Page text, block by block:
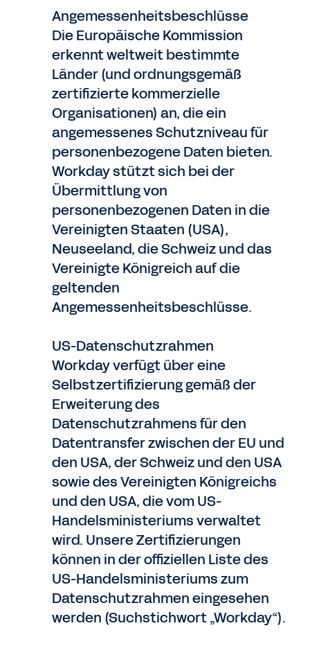
Angemessenheitsbeschlüsse
Die Europäische Kommission
erkennt weltweit bestimmte
Länder (und ordnungsgemäß
zertifizierte kommerzielle
Organisationen) an, die ein
angemessenes Schutzniveau für
personenbezogene Daten bieten.
Workday stützt sich bei der
Übermittlung von
personenbezogenen Daten in die
Vereinigten Staaten (USA),
Neuseeland, die Schweiz und das
Vereinigte Königreich auf die
geltenden
Angemessenheitsbeschlüsse.
US-Datenschutzrahmen
Workday verfügt über eine
Selbstzertifizierung gemäß der
Erweiterung des
Datenschutzrahmens für den
Datentransfer zwischen der EU und
den USA, der Schweiz und den USA
sowie des Vereinigten Königreichs
und den USA, die vom US-
Handelsministeriums verwaltet
wird. Unsere Zertifizierungen
können in der offiziellen Liste des
US-Handelsministeriums zum
Datenschutzrahmen eingesehen
werden (Suchstichwort „Workday“).